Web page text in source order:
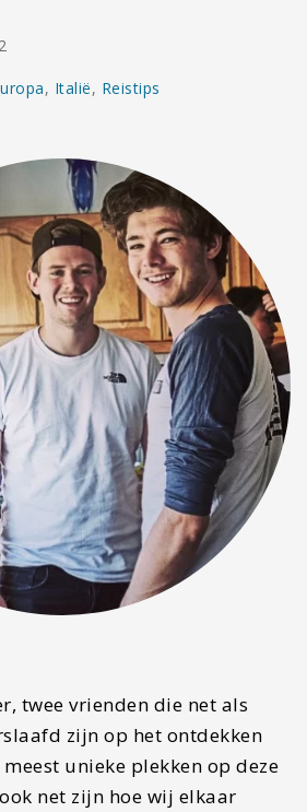
, Italië, Reistips
twee vrienden die net als
zijn op het ontdekken
unieke plekken op deze
net zijn hoe wij elkaar